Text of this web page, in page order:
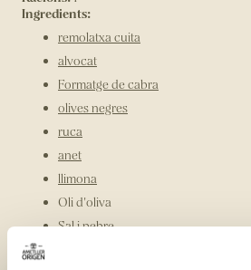
Ingredients:
remolatxa cuita
alvocat
Formatge de cabra
olives negres
ruca
anet
llimona
Oli d'oliva
Sal i pebre
Elaboració:
Neteja les remolatxes, pela-les i